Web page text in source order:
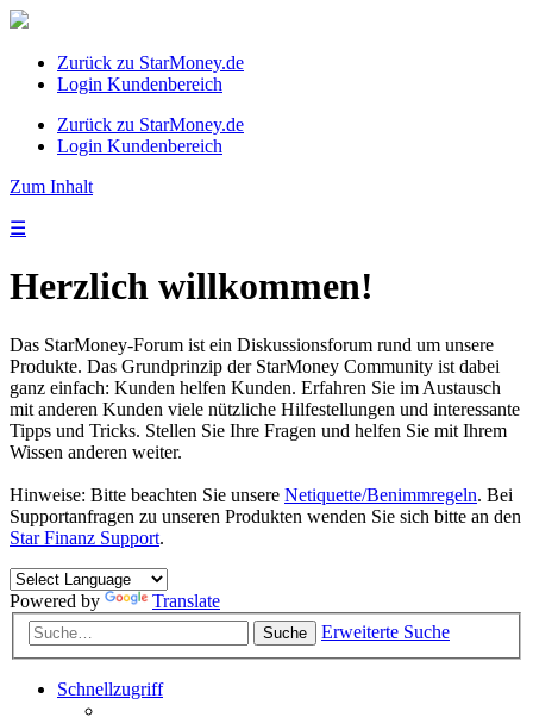
Zurück zu StarMoney.de
Login Kundenbereich
Zurück zu StarMoney.de
Login Kundenbereich
Zum Inhalt
☰
Herzlich willkommen!
Das StarMoney-Forum ist ein Diskussionsforum rund um unsere
Produkte. Das Grundprinzip der StarMoney Community ist dabei
ganz einfach: Kunden helfen Kunden. Erfahren Sie im Austausch
mit anderen Kunden viele nützliche Hilfestellungen und interessante
Tipps und Tricks. Stellen Sie Ihre Fragen und helfen Sie mit Ihrem
Wissen anderen weiter.
Hinweise: Bitte beachten Sie unsere Netiquette/Benimmregeln. Bei
Supportanfragen zu unseren Produkten wenden Sie sich bitte an den
Star Finanz Support.
Powered by Translate
Suche Erweiterte Suche
Schnellzugriff